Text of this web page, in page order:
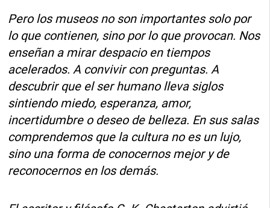
Pero los museos no son importantes solo por
lo que contienen, sino por lo que provocan. Nos
enseñan a mirar despacio en tiempos
acelerados. A convivir con preguntas. A
descubrir que el ser humano lleva siglos
sintiendo miedo, esperanza, amor,
incertidumbre o deseo de belleza. En sus salas
comprendemos que la cultura no es un lujo,
sino una forma de conocernos mejor y de
reconocernos en los demás.